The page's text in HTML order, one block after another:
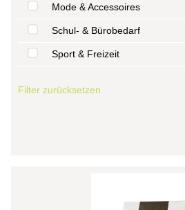
Mode & Accessoires
Schul- & Bürobedarf
Sport & Freizeit
Filter zurücksetzen